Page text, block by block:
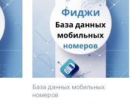
База данных мобильных
номеров